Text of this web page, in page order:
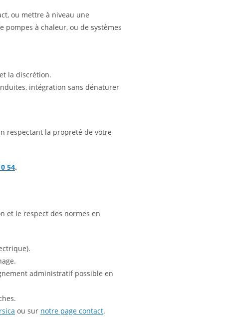
ou mettre à niveau une
pompes à chaleur, ou de systèmes
la discrétion.
intégration sans dénaturer
respectant la propreté de votre
54.
et le respect des normes en
administratif possible en
ou sur notre page contact.